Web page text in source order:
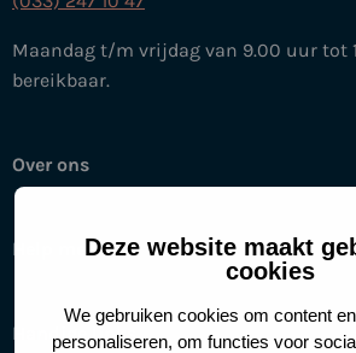
Deze website maakt
cookies
We gebruiken cookies om content
personaliseren, om functies voor
Maandag t/m vrijdag van 9.00 uur tot
bereikbaar.
Over ons
Help mee
Handige links